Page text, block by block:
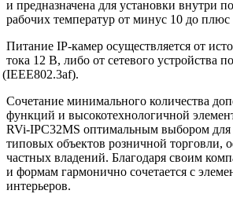
и предназначена для установки внутри
рабочих температур от минус 10 до плюс
Питание IP-камер осуществляется от
тока 12 В, либо от сетевого устройства
(IEEE802.3af).
Сочетание минимального количества
функций и высокотехнологичной
RVi-IPC32MS оптимальным выбором для
типовых объектов розничной торговли,
частных владений. Благодаря своим
и формам гармонично сочетается с
интерьеров.